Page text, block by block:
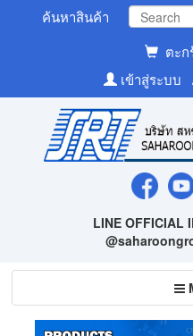
ค้นหาสินค้า
ตะก
เข้าสู่ระบบ
LINE OFFICIAL